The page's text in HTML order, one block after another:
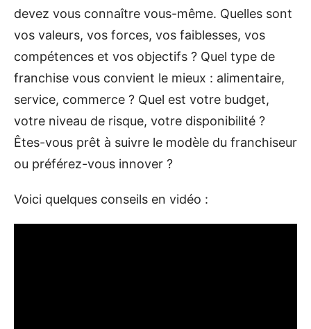
devez vous connaître vous-même. Quelles sont
vos valeurs, vos forces, vos faiblesses, vos
compétences et vos objectifs ? Quel type de
franchise vous convient le mieux : alimentaire,
service, commerce ? Quel est votre budget,
votre niveau de risque, votre disponibilité ?
Êtes-vous prêt à suivre le modèle du franchiseur
ou préférez-vous innover ?
Voici quelques conseils en vidéo :